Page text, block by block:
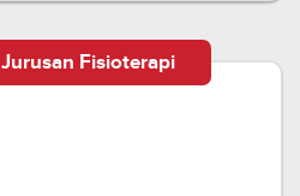
Fisioterapi